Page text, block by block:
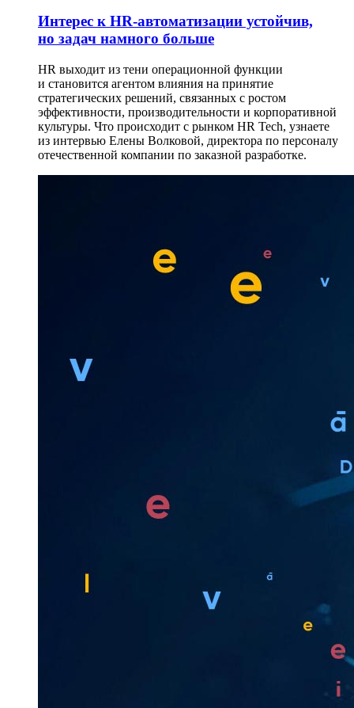
Интерес к HR-автоматизации устойчив,
но задач намного больше
HR выходит из тени операционной функции
и становится агентом влияния на принятие
стратегических решений, связанных с ростом
эффективности, производительности и корпоративной
культуры. Что происходит с рынком HR Tech, узнаете
из интервью Елены Волковой, директора по персоналу
отечественной компании по заказной разработке.